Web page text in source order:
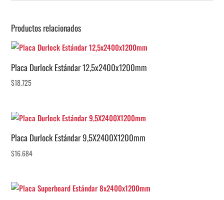
Productos relacionados
Placa Durlock Estándar 12,5x2400x1200mm
$18.725
Placa Durlock Estándar 9,5X2400X1200mm
$16.684